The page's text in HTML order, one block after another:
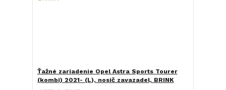
Ťažné zariadenie Opel Astra Sports Tourer
(kombi) 2021- (L), nosič zavazadel, BRINK